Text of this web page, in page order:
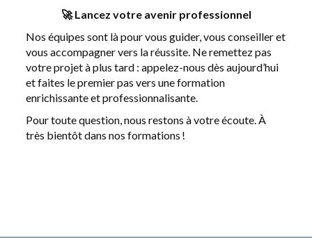
🚀 Lancez votre avenir professionnel
Nos équipes sont là pour vous guider, vous conseiller et
vous accompagner vers la réussite. Ne remettez pas
votre projet à plus tard : appelez-nous dès aujourd’hui
et faites le premier pas vers une formation
enrichissante et professionnalisante.
Pour toute question, nous restons à votre écoute. À
très bientôt dans nos formations !